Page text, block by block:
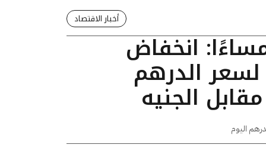
أخبار الاقتصاد
01:35 مساءًا: انخفاض
لسعر الدرهم
الجنيه
اليوم